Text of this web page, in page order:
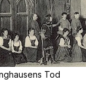
Tod